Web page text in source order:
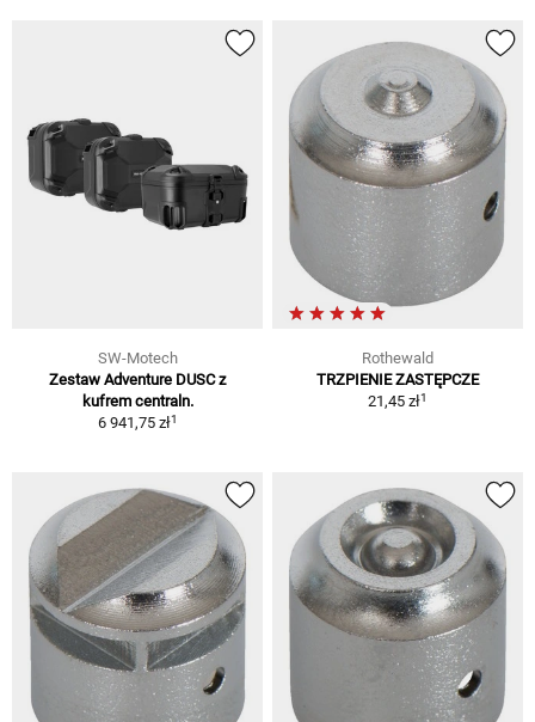
SW-Motech
Zestaw Adventure DUSC z
kufrem centraln.
6 941,75 zł1
Rothewald
TRZPIENIE ZASTĘPCZE
21,45 zł1